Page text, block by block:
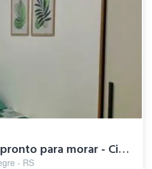
Quarto mobiliado pronto para morar - Cidade Baixa
- RS